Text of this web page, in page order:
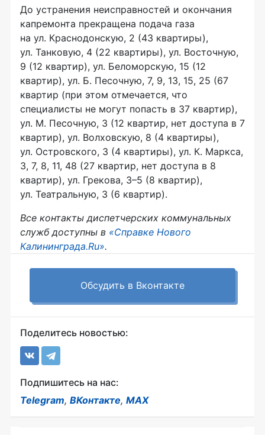
До устранения неисправностей и окончания
капремонта прекращена подача газа
на ул. Краснодонскую, 2 (43 квартиры),
ул. Танковую, 4 (22 квартиры), ул. Восточную,
9 (12 квартир), ул. Беломорскую, 15 (12
квартир), ул. Б. Песочную, 7, 9, 13, 15, 25 (67
квартир (при этом отмечается, что
специалисты не могут попасть в 37 квартир),
ул. М. Песочную, 3 (12 квартир, нет доступа в 7
квартир), ул. Волховскую, 8 (4 квартиры),
ул. Островского, 3 (4 квартиры), ул. К. Маркса,
3, 7, 8, 11, 48 (27 квартир, нет доступа в 8
квартир), ул. Грекова, 3–5 (8 квартир),
ул. Театральную, 3 (6 квартир).
Все контакты диспетчерских коммунальных
служб доступны в «Справке Нового
Калининграда.Ru».
Обсудить в Вконтакте
Поделитесь новостью:
Подпишитесь на нас:
Telegram, ВКонтакте, MAX